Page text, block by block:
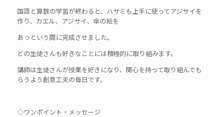
国語と算数の学習が終わると、ハサミも上手に使ってアジサイを
作り、カエル、アジサイ、傘の絵を
あっという間に完成させました。
どの生徒さんも好きなことには積極的に取り組みます。
講師は生徒さんが授業を好きになり、関心を持って取り組んでも
らうよう創意工夫の毎日です。
◇ワンポイント・メッセージ